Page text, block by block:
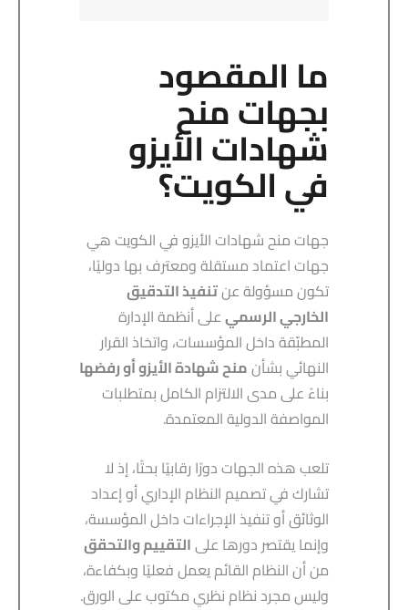
ما المقصود
بجهات منح
شهادات الأيزو
في الكويت؟
جهات منح شهادات الأيزو في الكويت هي
جهات اعتماد مستقلة ومعترف بها دوليًا،
تكون مسؤولة عنتنفيذ التدقيق
الخارجي الرسميعلى أنظمة الإدارة
المطبّقة داخل المؤسسات، واتخاذ القرار
النهائي بشأنمنح شهادة الأيزو أو رفضها
بناءً على مدى الالتزام الكامل بمتطلبات
المواصفة الدولية المعتمدة.
تلعب هذه الجهات دورًا رقابيًا بحتًا، إذ لا
تشارك في تصميم النظام الإداري أو إعداد
الوثائق أو تنفيذ الإجراءات داخل المؤسسة،
وإنما يقتصر دورها علىالتقييم والتحقق
من أن النظام القائم يعمل فعليًا وبكفاءة،
وليس مجرد نظام نظري مكتوب على الورق.